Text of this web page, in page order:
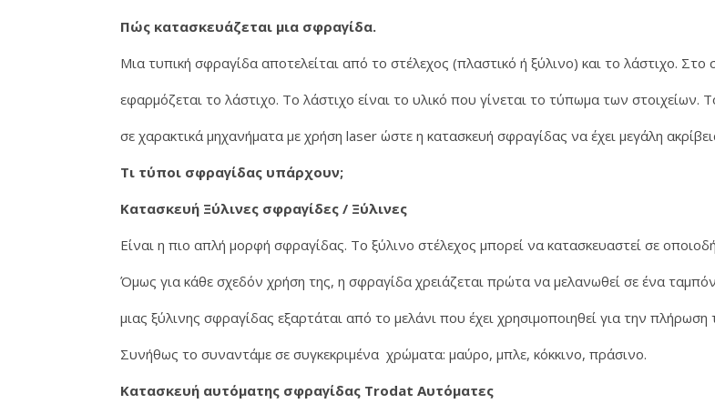
Πώς κατασκευάζεται μια σφραγίδα.
Μια τυπική σφραγίδα αποτελείται από το στέλεχος (πλαστικό ή ξύλινο) και το λάστιχο. Στο
εφαρμόζεται το λάστιχο. Το λάστιχο είναι το υλικό που γίνεται το τύπωμα των στοιχείων.
σε χαρακτικά μηχανήματα με χρήση laser ώστε η κατασκευή σφραγίδας να έχει μεγάλη
Τι τύποι σφραγίδας υπάρχουν;
Κατασκευή Ξύλινες σφραγίδες / Ξύλινες
Είναι η πιο απλή μορφή σφραγίδας. Το ξύλινο στέλεχος μπορεί να κατασκευαστεί σε
Όμως για κάθε σχεδόν χρήση της, η σφραγίδα χρειάζεται πρώτα να μελανωθεί σε ένα
μιας ξύλινης σφραγίδας εξαρτάται από το μελάνι που έχει χρησιμοποιηθεί για την
Συνήθως το συναντάμε σε συγκεκριμένα χρώματα: μαύρο, μπλε, κόκκινο, πράσινο.
Κατασκευή αυτόματης σφραγίδας Trodat Αυτόματες